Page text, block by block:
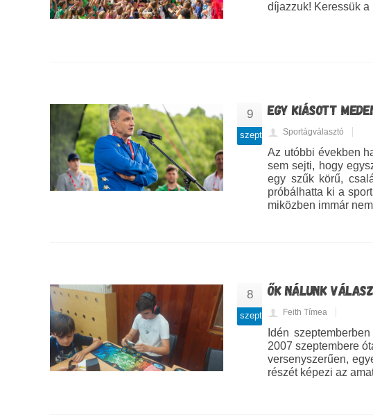
díjazzuk! Keressük
9
szept
EGY KIÁSOTT
Sportágválasztó
Az utóbbi években
sem sejti, hogy
egy szűk körű,
próbálhatta ki a
miközben immár
8
szept
ŐK NÁLUNK
Feith Tímea
Idén
2007 szeptembere
versenyszerűen,
részét képezi az